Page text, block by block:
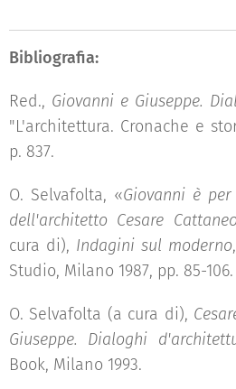
Bibliografia:
Red., Giovanni e Giuseppe.
"L'architettura. Cronache e
p. 837.
O. Selvafolta, «Giovanni è
dell'architetto Cesare Cattaneo
cura di), Indagini sul moderno
Studio, Milano 1987, pp. 85-106.
O. Selvafolta (a cura di),
Giuseppe. Dialoghi
Book, Milano 1993.